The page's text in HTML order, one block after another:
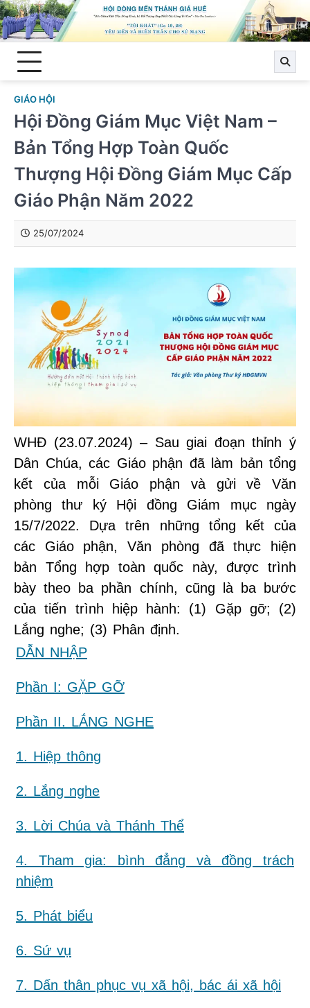
Skip
to
content
GIÁO HỘI
Hội Đồng Giám Mục Việt Nam –
Bản Tổng Hợp Toàn Quốc
Thượng Hội Đồng Giám Mục Cấp
Giáo Phận Năm 2022
25/07/2024
WHĐ (23.07.2024) – Sau giai đoạn thỉnh ý
Dân Chúa, các Giáo phận đã làm bản tổng
kết của mỗi Giáo phận và gửi về Văn
phòng thư ký Hội đồng Giám mục ngày
15/7/2022. Dựa trên những tổng kết của
các Giáo phận, Văn phòng đã thực hiện
bản Tổng hợp toàn quốc này, được trình
bày theo ba phần chính, cũng là ba bước
của tiến trình hiệp hành: (1) Gặp gỡ; (2)
Lắng nghe; (3) Phân định.
DẪN NHẬP
Phần I: GẶP GỠ
Phần II. LẮNG NGHE
1. Hiệp thông
2. Lắng nghe
3. Lời Chúa và Thánh Thể
4. Tham gia: bình đẳng và đồng trách
nhiệm
5. Phát biểu
6. Sứ vụ
7. Dấn thân phục vụ xã hội, bác ái xã hội